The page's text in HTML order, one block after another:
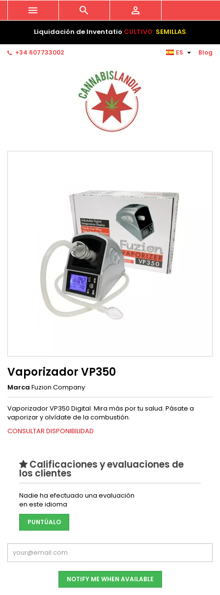
Liquidación de Inventatio CULTIVO SEMILLAS
Blog
+34 607733002 ES 
  
Vaporizador VP350
Marca Fuzion Company
Vaporizador VP350 Digital. Mira más por tu salud. Pásate a
vaporizar y olvídate de la combustión.
CONSULTAR DISPONIBILIDAD
Calificaciones y evaluaciones de
los clientes
Nadie ha efectuado una evaluación
en este idioma
PUNTÚALO
NOTIFY ME WHEN AVAILABLE